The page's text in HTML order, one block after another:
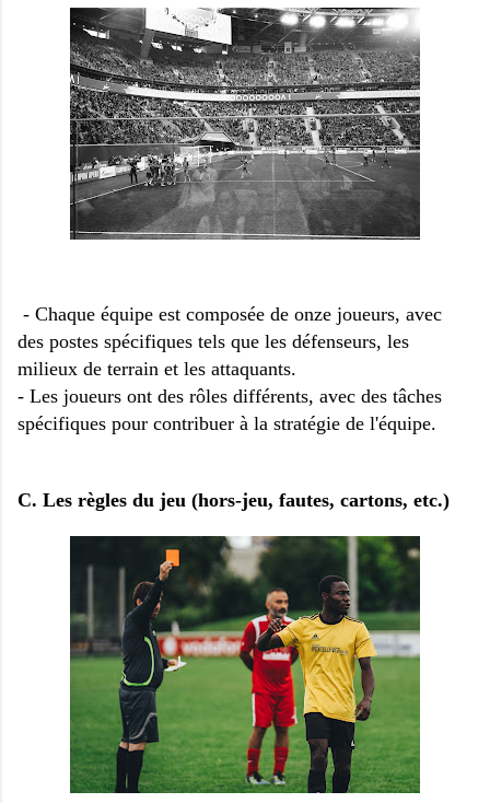
- Chaque équipe est composée de onze joueurs, avec
des postes spécifiques tels que les défenseurs, les
milieux de terrain et les attaquants.
- Les joueurs ont des rôles différents, avec des tâches
spécifiques pour contribuer à la stratégie de l'équipe.
C. Les règles du jeu (hors-jeu, fautes, cartons, etc.)